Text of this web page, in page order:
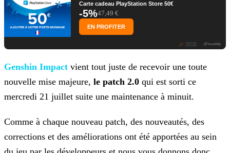
Carte cadeau PlayStation Store 50€
-5%47,49 €
EN PROFITER
Genshin Impact vient tout juste de recevoir une toute
nouvelle mise majeure, le patch 2.0 qui est sorti ce
mercredi 21 juillet suite une maintenance à minuit.
Comme à chaque nouveau patch, des nouveautés, des
corrections et des améliorations ont été apportées au sein